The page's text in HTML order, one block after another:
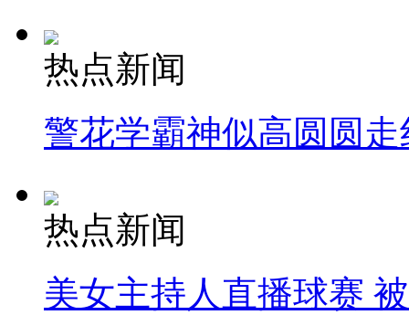
热点新闻
警花学霸神似高圆圆走
热点新闻
美女主持人直播球赛